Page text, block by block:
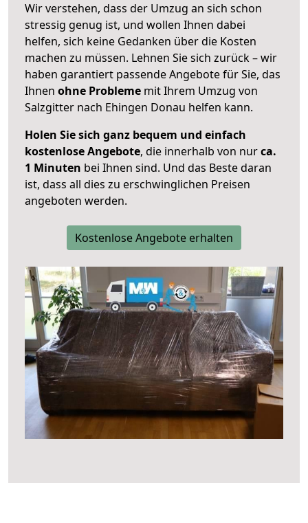
Wir verstehen, dass der Umzug an sich schon
stressig genug ist, und wollen Ihnen dabei
helfen, sich keine Gedanken über die Kosten
machen zu müssen. Lehnen Sie sich zurück – wir
haben garantiert passende Angebote für Sie, das
Ihnen ohne Probleme mit Ihrem Umzug von
Salzgitter nach Ehingen Donau helfen kann.
Holen Sie sich ganz bequem und einfach
kostenlose Angebote, die innerhalb von nurca.
1 Minuten bei Ihnen sind. Und das Beste daran
ist, dass all dies zu erschwinglichen Preisen
angeboten werden.
Kostenlose Angebote erhalten